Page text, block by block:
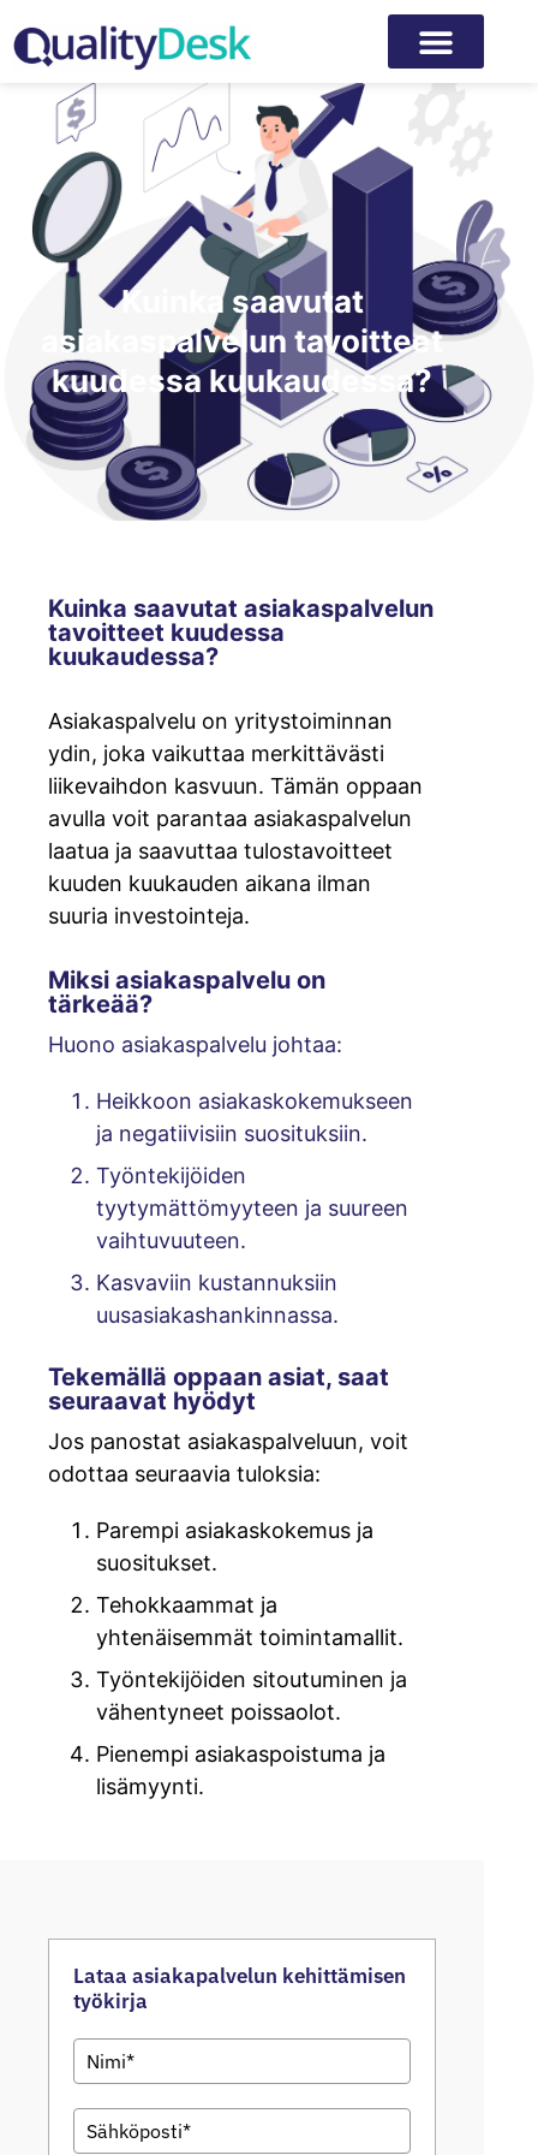
Kuinka saavutat
asiakaspalvelun tavoitteet
kuudessa kuukaudessa?
Kuinka saavutat asiakaspalvelun
tavoitteet kuudessa
kuukaudessa?
Asiakaspalvelu on yritystoiminnan
ydin, joka vaikuttaa merkittävästi
liikevaihdon kasvuun. Tämän oppaan
avulla voit parantaa asiakaspalvelun
laatua ja saavuttaa tulostavoitteet
kuuden kuukauden aikana ilman
suuria investointeja.
Miksi asiakaspalvelu on
tärkeää?
Huono asiakaspalvelu johtaa:
Heikkoon asiakaskokemukseen
ja negatiivisiin suosituksiin.
Työntekijöiden
tyytymättömyyteen ja suureen
vaihtuvuuteen.
Kasvaviin kustannuksiin
uusasiakashankinnassa.
Tekemällä oppaan asiat, saat
seuraavat hyödyt
Jos panostat asiakaspalveluun, voit
odottaa seuraavia tuloksia:
Parempi asiakaskokemus ja
suositukset.
Tehokkaammat ja
yhtenäisemmät toimintamallit.
Työntekijöiden sitoutuminen ja
vähentyneet poissaolot.
Pienempi asiakaspoistuma ja
lisämyynti.
Lataa asiakapalvelun kehittämisen
työkirja